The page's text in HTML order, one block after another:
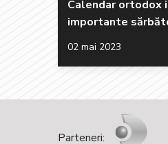
Calendar ortodox
importante
02 mai 2023
Parteneri: